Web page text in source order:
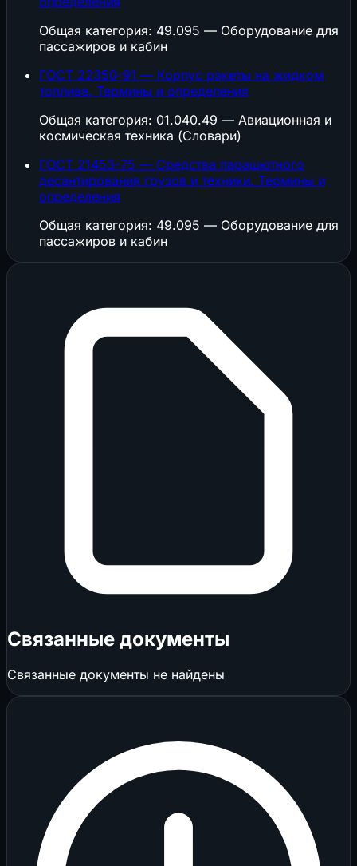
Общая категория: 49.095 — Оборудование для
пассажиров и кабин
ГОСТ 22350-91 — Корпус ракеты на жидком
топливе. Термины и определения
Общая категория: 01.040.49 — Авиационная и
космическая техника (Словари)
ГОСТ 21453-75 — Средства парашютного
десантирования грузов и техники. Термины и
определения
Общая категория: 49.095 — Оборудование для
пассажиров и кабин
Связанные документы
Связанные документы не найдены